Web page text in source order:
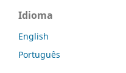
Idioma
English
Português